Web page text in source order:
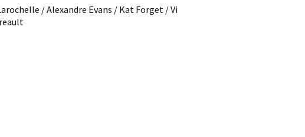
/ Alexandre Evans / Kat Forget / Vi